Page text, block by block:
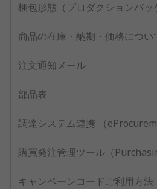
梱包形態（プロダクションパッ
商品の在庫・納期・価格につい
注文通知メール
部品表
調達システム連携 （
購買発注管理ツール（
キャンペーンコードご利用方法